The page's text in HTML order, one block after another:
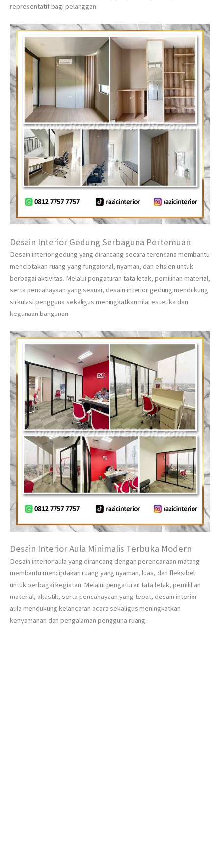
representatif bagi pelanggan.
Desain Interior Gedung Serbaguna Pertemuan
Desain interior gedung yang dirancang secara terencana membantu
menciptakan ruang yang fungsional, nyaman, dan efisien untuk
berbagai aktivitas. Melalui pengaturan tata letak, pemilihan material,
serta pencahayaan yang sesuai, desain interior gedung mendukung
sirkulasi pengguna sekaligus meningkatkan nilai estetika dan
kegunaan bangunan.
Desain Interior Aula Minimalis Terbuka Modern
Desain interior aula yang dirancang dengan perencanaan matang
membantu menciptakan ruang yang nyaman, luas, dan fleksibel
untuk berbagai kegiatan. Melalui pengaturan tata letak, pemilihan
material, akustik, serta pencahayaan yang tepat, desain interior
aula mendukung kelancaran acara sekaligus meningkatkan
kenyamanan dan pengalaman pengguna ruang.